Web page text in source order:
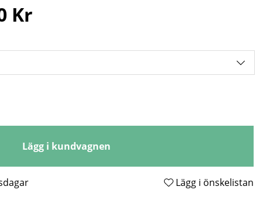
Kr
Lägg i kundvagnen
Lägg i önskelistan